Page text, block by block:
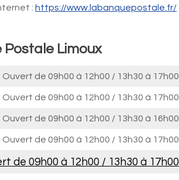
: https://www.labanquepostale.fr/
Limoux
Ouvert de 09h00 à 12h00 / 13h30 à 17h00
Ouvert de 09h00 à 12h00 / 13h30 à 17h00
Ouvert de 09h00 à 12h00 / 13h30 à 16h00
Ouvert de 09h00 à 12h00 / 13h30 à 17h00
de 09h00 à 12h00 / 13h30 à 17h00